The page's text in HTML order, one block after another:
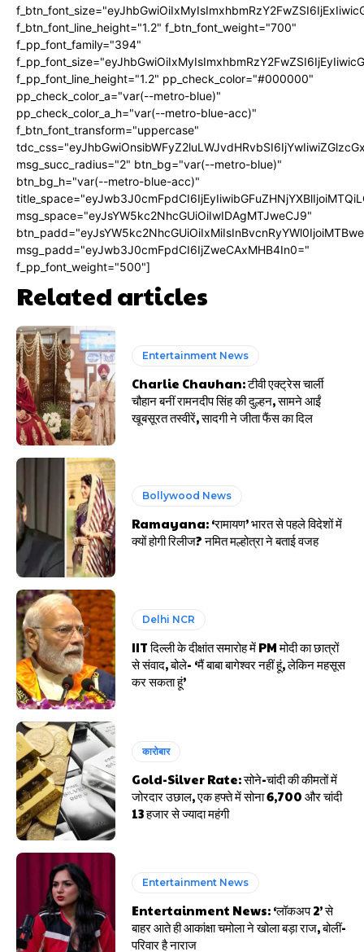
f_btn_font_line_height="1.2" f_btn_font_weight="700"
f_pp_font_family="394"
f_pp_font_line_height="1.2" pp_check_color="#000000"
pp_check_color_a="var(--metro-blue)"
pp_check_color_a_h="var(--metro-blue-acc)"
f_btn_font_transform="uppercase"
msg_succ_radius="2" btn_bg="var(--metro-blue)"
btn_bg_h="var(--metro-blue-acc)"
msg_space="eyJsYW5kc2NhcGUiOiIwIDAgMTJweCJ9"
msg_padd="eyJwb3J0cmFpdCI6IjZweCAxMHB4In0="
f_pp_font_weight="500"]
Related articles
Entertainment News
Charlie Chauhan: टीवी एक्ट्रेस चार्ली
चौहान बनीं रामनदीप सिंह की दुल्हन, सामने आईं
खूबसूरत तस्वीरें, सादगी ने जीता फैंस का दिल
Bollywood News
Ramayana: ‘रामायण’ भारत से पहले विदेशों में
क्यों होगी रिलीज? नमित मल्होत्रा ने बताई वजह
Delhi NCR
IIT दिल्ली के दीक्षांत समारोह में PM मोदी का छात्रों
से संवाद, बोले- ‘मैं बाबा बागेश्वर नहीं हूं, लेकिन महसूस
कर सकता हूं’
कारोबार
Gold-Silver Rate: सोने-चांदी की कीमतों में
जोरदार उछाल, एक हफ्ते में सोना ₹6,700 और चांदी
₹13 हजार से ज्यादा महंगी
Entertainment News
Entertainment News: ‘लॉकअप 2’ से
बाहर आते ही आकांक्षा चमोला ने खोला बड़ा राज, बोलीं-
परिवार है नाराज